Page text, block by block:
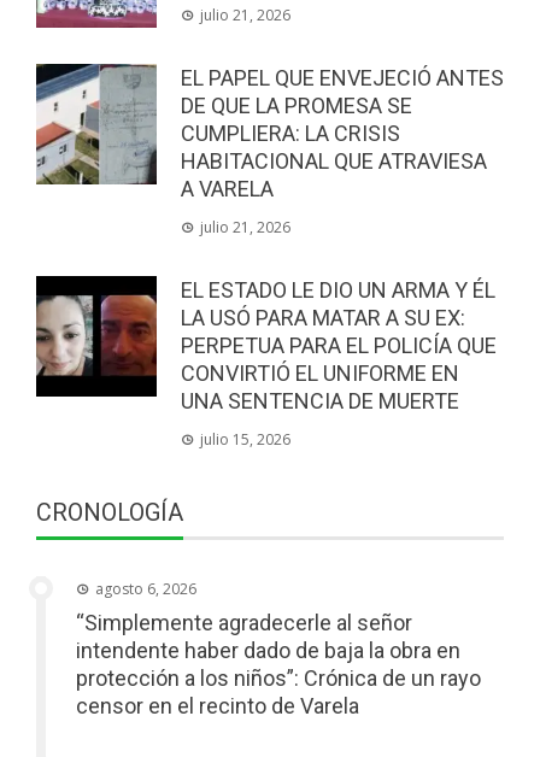
julio 21, 2026
EL PAPEL QUE ENVEJECIÓ ANTES
DE QUE LA PROMESA SE
CUMPLIERA: LA CRISIS
HABITACIONAL QUE ATRAVIESA
A VARELA
julio 21, 2026
EL ESTADO LE DIO UN ARMA Y ÉL
LA USÓ PARA MATAR A SU EX:
PERPETUA PARA EL POLICÍA QUE
CONVIRTIÓ EL UNIFORME EN
UNA SENTENCIA DE MUERTE
julio 15, 2026
CRONOLOGÍA
agosto 6, 2026
“Simplemente agradecerle al señor
intendente haber dado de baja la obra en
protección a los niños”: Crónica de un rayo
censor en el recinto de Varela